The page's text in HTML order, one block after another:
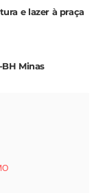
e lazer à praça
Minas